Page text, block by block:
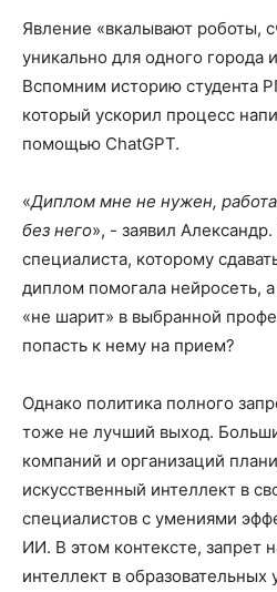
Явление «вкалывают роботы,
уникально для одного города
Вспомним историю студента
который ускорил процесс
помощью ChatGPT.
«Диплом мне не нужен,
без него», - заявил
специалиста, которому
диплом помогала нейросеть,
«не шарит» в выбранной
попасть к нему на прием?
Однако политика полного
тоже не лучший выход.
компаний и организаций
искусственный интеллект в
специалистов с умениями
ИИ. В этом контексте, запрет
интеллект в